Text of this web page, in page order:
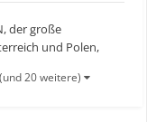
der große
und Polen,
, Baushop- und
(und 20 weitere)